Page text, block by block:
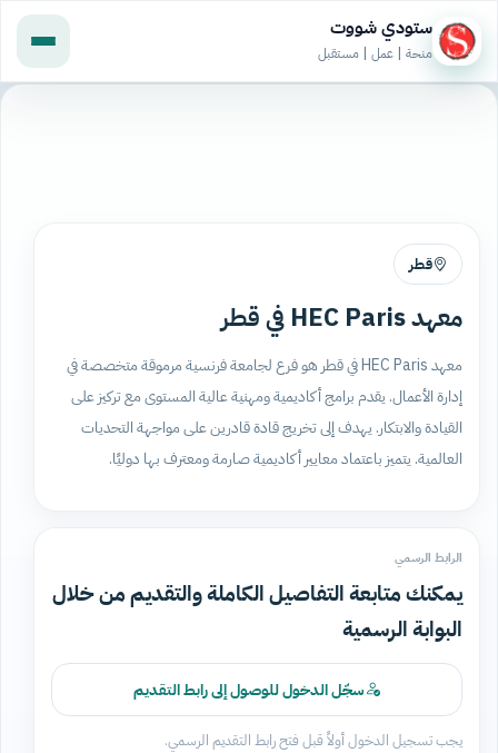
ستودي شووت
منحة | عمل | مستقبل
قطر
معهد HEC Paris في قطر
معهد HEC Paris في قطر هو فرع لجامعة فرنسية مرموقة متخصصة في
إدارة الأعمال. يقدم برامج أكاديمية ومهنية عالية المستوى مع تركيز على
القيادة والابتكار. يهدف إلى تخريج قادة قادرين على مواجهة التحديات
العالمية. يتميز باعتماد معايير أكاديمية صارمة ومعترف بها دوليًا.
الرابط الرسمي
يمكنك متابعة التفاصيل الكاملة والتقديم من خلال
البوابة الرسمية
سجّل الدخول للوصول إلى رابط التقديم
يجب تسجيل الدخول أولاً قبل فتح رابط التقديم الرسمي.